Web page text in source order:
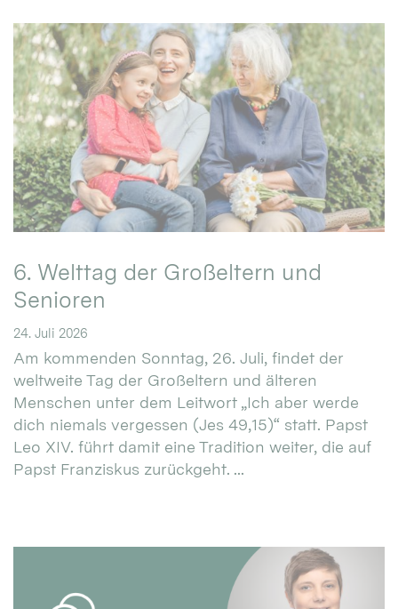
6. Welttag der Großeltern und
Senioren
24. Juli 2026
Am kommenden Sonntag, 26. Juli, findet der
weltweite Tag der Großeltern und älteren
Menschen unter dem Leitwort „Ich aber werde
dich niemals vergessen (Jes 49,15)“ statt. Papst
Leo XIV. führt damit eine Tradition weiter, die auf
Papst Franziskus zurückgeht. ...